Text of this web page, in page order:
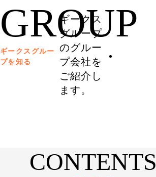
ギークスグルー
プを知る
GROUP
ギークス
グループ
のグルー
プ会社を
ご紹介し
ます。
CONTENTS